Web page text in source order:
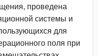
проведена
системы и
для
поля при